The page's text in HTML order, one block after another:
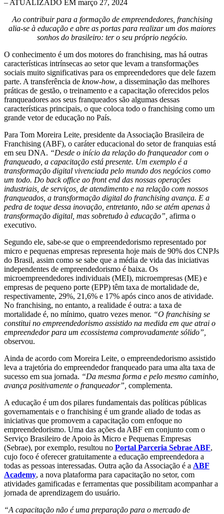
– ATUALIZADO EM março 27, 2024
Ao contribuir para a formação de empreendedores, franchising
alia-se à educação e abre as portas para realizar um dos maiores
sonhos do brasileiro: ter o seu próprio negócio.
O conhecimento é um dos motores do franchising, mas há outras
características intrínsecas ao setor que levam a transformações
sociais muito significativas para os empreendedores que dele fazem
parte. A transferência de know-how, a disseminação das melhores
práticas de gestão, o treinamento e a capacitação oferecidos pelos
franqueadores aos seus franqueados são algumas dessas
características principais, o que coloca todo o franchising como um
grande vetor de educação no País.
Para Tom Moreira Leite, presidente da Associação Brasileira de
Franchising (ABF), o caráter educacional do setor de franquias está
em seu DNA. “Desde o início da relação do franqueador com o
franqueado, a capacitação está presente. Um exemplo é a
transformação digital vivenciada pelo mundo dos negócios como
um todo. Do back office ao front end das nossas operações
industriais, de serviços, de atendimento e na relação com nossos
franqueados, a transformação digital do franchising avança. E a
pedra de toque dessa inovação, entretanto, não se atém apenas à
transformação digital, mas sobretudo à educação”, afirma o
executivo.
Segundo ele, sabe-se que o empreendedorismo representado por
micro e pequenas empresas representa hoje mais de 90% dos CNPJs
do Brasil, assim como se sabe que a média de vida das iniciativas
independentes de empreendedorismo é baixa. Os
microempreendedores individuais (MEI), microempresas (ME) e
empresas de pequeno porte (EPP) têm taxa de mortalidade de,
respectivamente, 29%, 21,6% e 17% após cinco anos de atividade.
No franchising, no entanto, a realidade é outra: a taxa de
mortalidade é, no mínimo, quatro vezes menor. “O franchising se
constitui no empreendedorismo assistido na medida em que atrai o
empreendedor para um ecossistema comprovadamente sólido”,
observou.
Ainda de acordo com Moreira Leite, o empreendedorismo assistido
leva a trajetória do empreendedor franqueado para uma alta taxa de
sucesso em sua jornada. “Da mesma forma e pelo mesmo caminho,
avança positivamente o franqueador”, complementa.
A educação é um dos pilares fundamentais das políticas públicas
governamentais e o franchising é um grande aliado de todas as
iniciativas que promovem a capacitação com enfoque no
empreendedorismo. Uma das ações da ABF em conjunto com o
Serviço Brasileiro de Apoio às Micro e Pequenas Empresas
(Sebrae), por exemplo, resultou no Portal Parceria Sebrae ABF,
cujo foco é oferecer gratuitamente a educação empreendedora a
todas as pessoas interessadas. Outra ação da Associação é a ABF
Academy, a nova plataforma para capacitação no setor, com
atividades gamificadas e ferramentas que possibilitam acompanhar a
jornada de aprendizagem do usuário.
“A capacitação não é uma preparação para o mercado de